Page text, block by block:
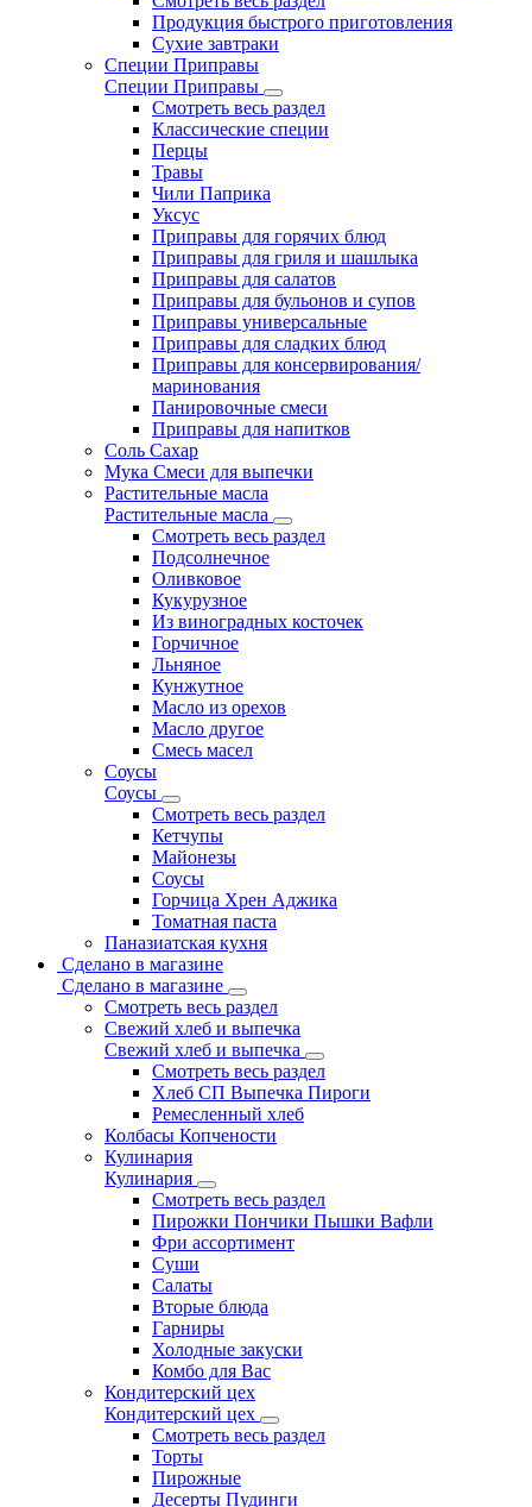
Продукция быстрого приготовления
Сухие завтраки
Специи Приправы
Специи Приправы
Смотреть весь раздел
Классические специи
Перцы
Травы
Чили Паприка
Уксус
Приправы для горячих блюд
Приправы для гриля и шашлыка
Приправы для салатов
Приправы для бульонов и супов
Приправы универсальные
Приправы для сладких блюд
Приправы для консервирования/
маринования
Панировочные смеси
Приправы для напитков
Соль Сахар
Мука Смеси для выпечки
Растительные масла
Растительные масла
Смотреть весь раздел
Подсолнечное
Оливковое
Кукурузное
Из виноградных косточек
Горчичное
Льняное
Кунжутное
Масло из орехов
Масло другое
Смесь масел
Соусы
Соусы
Смотреть весь раздел
Кетчупы
Майонезы
Соусы
Горчица Хрен Аджика
Томатная паста
Паназиатская кухня
Сделано в магазине
Сделано в магазине
Смотреть весь раздел
Свежий хлеб и выпечка
Свежий хлеб и выпечка
Смотреть весь раздел
Хлеб СП Выпечка Пироги
Ремесленный хлеб
Колбасы Копчености
Кулинария
Кулинария
Смотреть весь раздел
Пирожки Пончики Пышки Вафли
Фри ассортимент
Суши
Салаты
Вторые блюда
Гарниры
Холодные закуски
Комбо для Вас
Кондитерский цех
Кондитерский цех
Смотреть весь раздел
Торты
Пирожные
Десерты Пудинги